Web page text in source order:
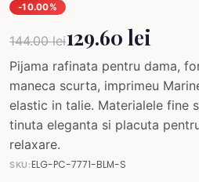
-10.00%
144.00 lei129.60 lei
Pijama rafinata pentru dama,
maneca scurta, imprimeu
elastic in talie. Materialele fine
tinuta eleganta si placuta
relaxare.
SKU:ELG-PC-7771-BLM-S